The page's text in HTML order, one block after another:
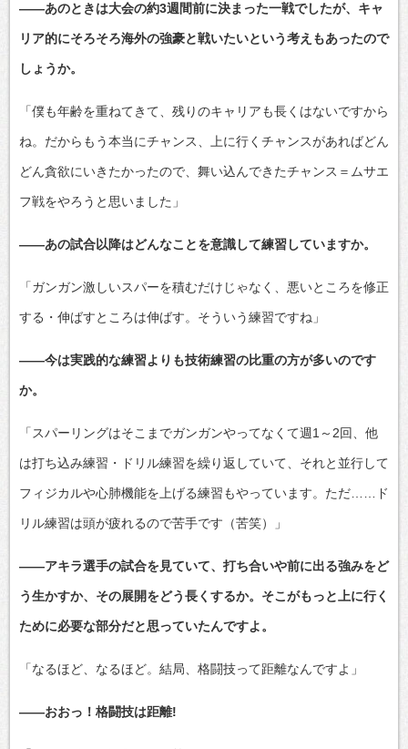
――あのときは大会の約3週間前に決まった一戦でしたが、キャ
リア的にそろそろ海外の強豪と戦いたいという考えもあったので
しょうか。
「僕も年齢を重ねてきて、残りのキャリアも長くはないですから
ね。だからもう本当にチャンス、上に行くチャンスがあればどん
どん貪欲にいきたかったので、舞い込んできたチャンス＝ムサエ
フ戦をやろうと思いました」
――あの試合以降はどんなことを意識して練習していますか。
「ガンガン激しいスパーを積むだけじゃなく、悪いところを修正
する・伸ばすところは伸ばす。そういう練習ですね」
――今は実践的な練習よりも技術練習の比重の方が多いのです
か。
「スパーリングはそこまでガンガンやってなくて週1～2回、他
は打ち込み練習・ドリル練習を繰り返していて、それと並行して
フィジカルや心肺機能を上げる練習もやっています。ただ……ド
リル練習は頭が疲れるので苦手です（苦笑）」
――アキラ選手の試合を見ていて、打ち合いや前に出る強みをど
う生かすか、その展開をどう長くするか。そこがもっと上に行く
ために必要な部分だと思っていたんですよ。
「なるほど、なるほど。結局、格闘技って距離なんですよ」
――おおっ！格闘技は距離!